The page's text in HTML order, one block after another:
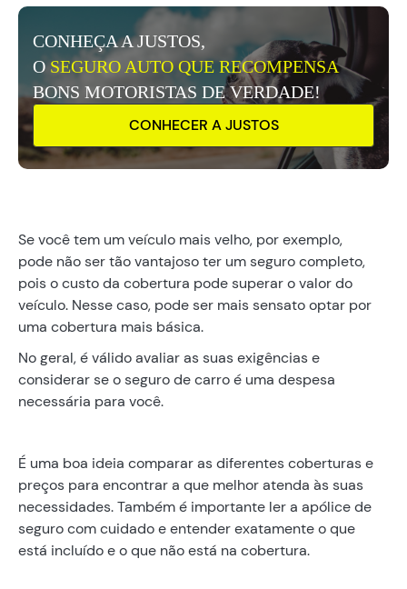
CONHEÇA A JUSTOS,
OSEGURO AUTO QUE RECOMPENSA
BONS MOTORISTAS DE VERDADE!
CONHECER A JUSTOS
Se você tem um veículo mais velho, por exemplo,
pode não ser tão vantajoso ter um seguro completo,
pois o custo da cobertura pode superar o valor do
veículo. Nesse caso, pode ser mais sensato optar por
uma cobertura mais básica.
No geral, é válido avaliar as suas exigências e
considerar se o seguro de carro é uma despesa
necessária para você.
É uma boa ideia comparar as diferentes coberturas e
preços para encontrar a que melhor atenda às suas
necessidades. Também é importante ler a apólice de
seguro com cuidado e entender exatamente o que
está incluído e o que não está na cobertura.